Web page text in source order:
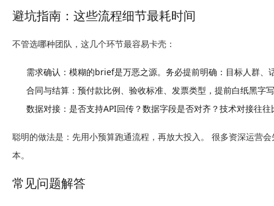
避坑指南：这些流程细节最耗时间
不管选哪种团队，这几个环节最容易卡壳：
需求确认 ：模糊的brief是万恶之源。务必提前明确：目标人群
合同与结算：预付款比例、验收标准、发票类型，提前白纸黑字
数据对接：是否支持API回传？数据字段是否对齐？技术对接往
聪明的做法是：先用小预算跑通流程，再放大投入。 很多资深运营会
本。
常见问题解答